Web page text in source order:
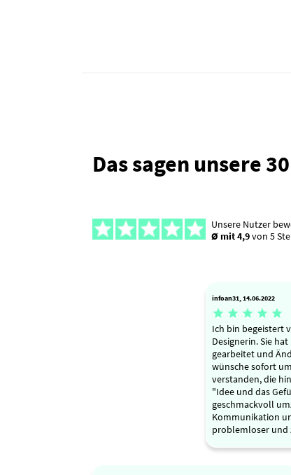
Das sagen unsere
Unsere Nutzer
Ø mit 4,9von 5
infoan31, 14.06.2022
    
Ich bin begeistert
Designerin. Sie
gearbeitet und
wünsche sofort
verstanden, die
"Idee und das
geschmackvoll
Kommunikation
problemloser und